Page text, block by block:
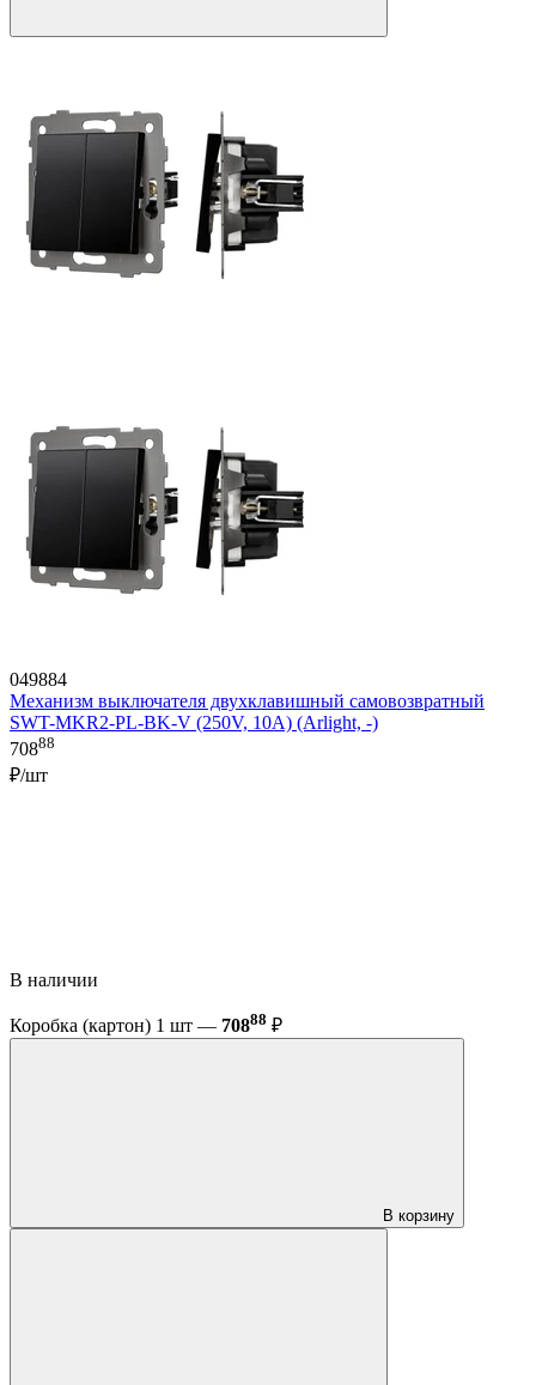
049884
Механизм выключателя двухклавишный самовозвратный
SWT-MKR2-PL-BK-V (250V, 10A) (Arlight, -)
70888
₽/шт
В наличии
Коробка (картон) 1 шт — 70888 ₽
В корзину